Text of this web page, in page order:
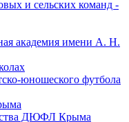
и сельских команд -
академия имени А. Н.
юношеского футбола
ДЮФЛ Крыма